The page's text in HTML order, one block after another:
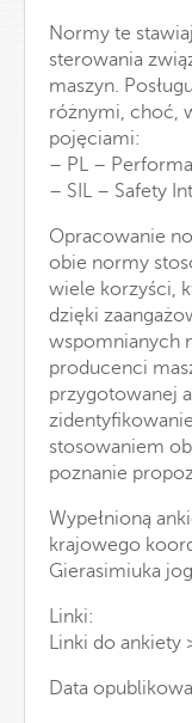
Normy te
sterowania
maszyn.
różnymi, choć,
pojęciami:
– PL –
– SIL – Safety
Opracowanie
obie normy
wiele korzyści,
dzięki
wspomnianych
producenci
przygotowanej
stosowaniem
poznanie
Wypełnioną
krajowego
Gierasimiuka
Linki:
Linki do ankiety
Data